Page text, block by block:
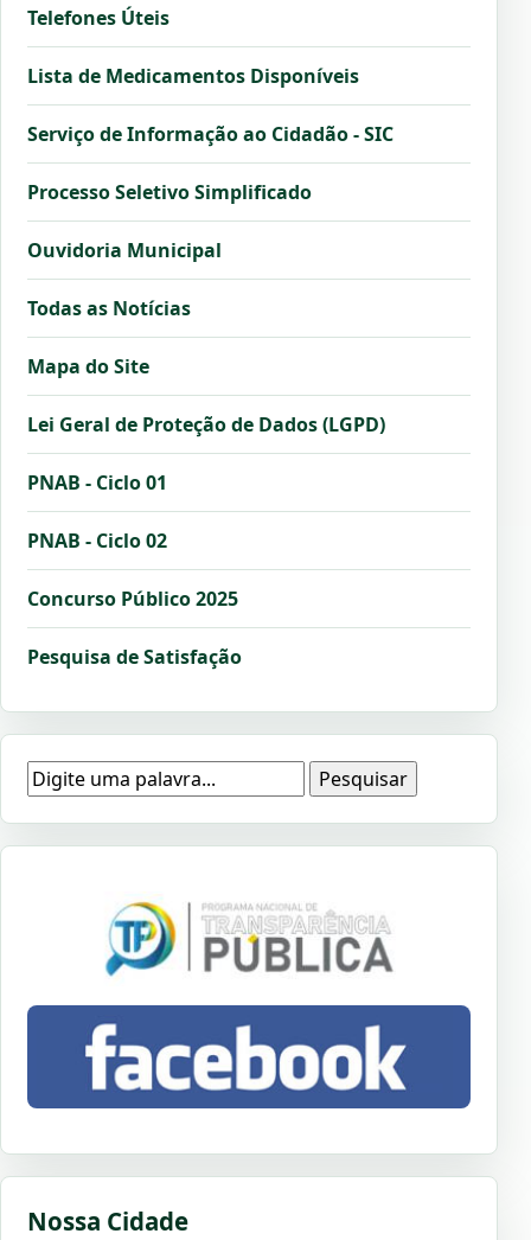
Telefones Úteis
Lista de Medicamentos Disponíveis
Serviço de Informação ao Cidadão - SIC
Processo Seletivo Simplificado
Ouvidoria Municipal
Todas as Notícias
Mapa do Site
Lei Geral de Proteção de Dados (LGPD)
PNAB - Ciclo 01
PNAB - Ciclo 02
Concurso Público 2025
Pesquisa de Satisfação
Pesquisar
Nossa Cidade